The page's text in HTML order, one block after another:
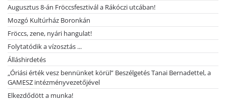
Augusztus 8-án Fröccsfesztivál a Rákóczi utcában!
Mozgó Kultúrház Boronkán
Fröccs, zene, nyári hangulat!
Folytatódik a vízosztás ...
Álláshirdetés
„Óriási érték vesz bennünket körül” Beszélgetés Tanai Bernadettel, a
GAMESZ intézményvezetőjével
Elkezdődött a munka!